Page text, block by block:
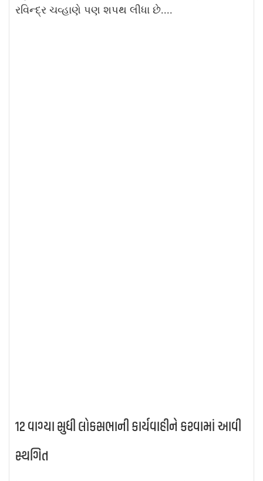
રવિન્દ્ર ચવ્હાણે પણ શપથ લીધા છે....
12 વાગ્યા સુધી લોકસભાની કાર્યવાહીને કરવામાં આવી
સ્થગિત